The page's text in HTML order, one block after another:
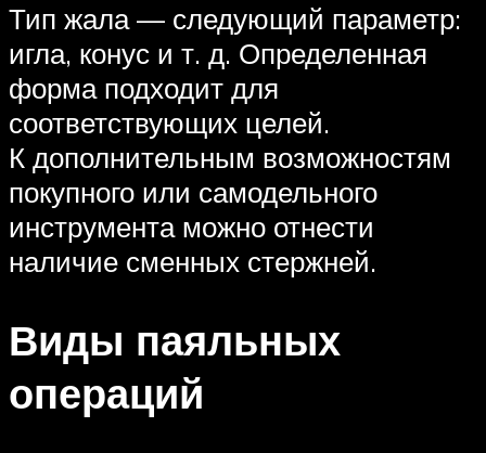
Тип жала — следующий параметр:
игла, конус и т. д. Определенная
форма подходит для
соответствующих целей.
К дополнительным возможностям
покупного или самодельного
инструмента можно отнести
наличие сменных стержней.
Виды паяльных
операций